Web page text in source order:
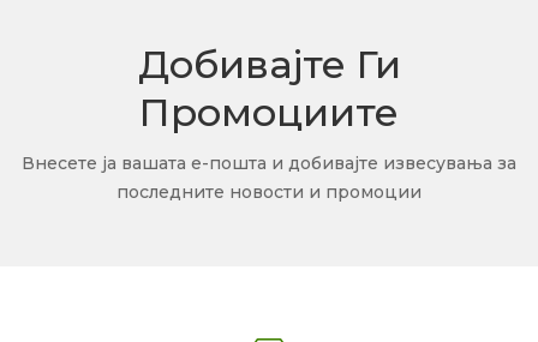
Добивајте Ги
Промоциите
Внесете ја вашата е-пошта и добивајте извесувања за
последните новости и промоции